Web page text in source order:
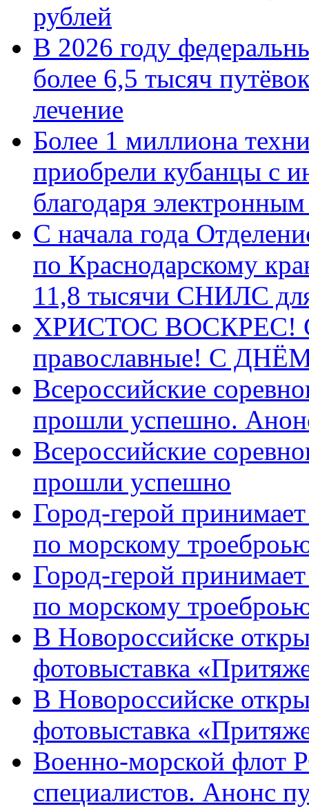
рублей
В 2026 году
более 6,5 тысяч
лечение
Более 1 миллиона
приобрели кубанцы с
благодаря
С начала года
по Краснодарскому
11,8 тысячи СНИЛС
ХРИСТОС ВОСКРЕС! С
православные! C
Всероссийские
прошли успешно.
Всероссийские
прошли успешно
Город-герой
по морскому
Город-герой
по морскому
В Новороссийске
фотовыставка
В Новороссийске
фотовыставка
Военно-морской флот
специалистов. Анонс